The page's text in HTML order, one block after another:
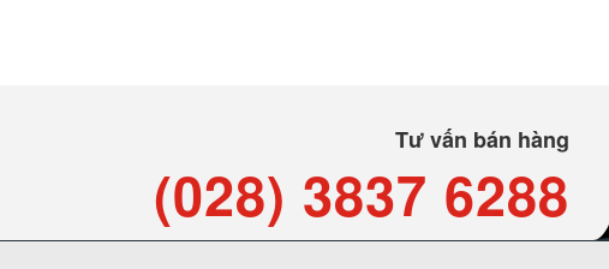
Tư vấn bán hàng
(028) 3837 6288